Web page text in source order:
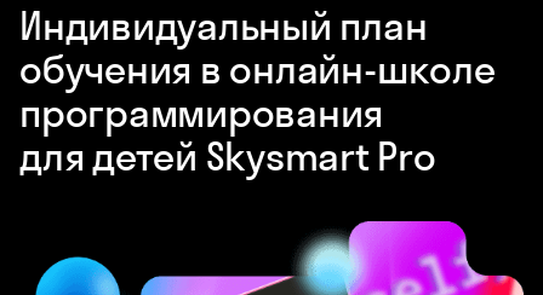
Индивидуальный план
обучения в онлайн-школе
программирования
для детей Skysmart Pro